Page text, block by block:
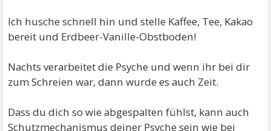
Ich husche schnell hin und stelle Kaffee, Tee, Kakao
bereit und Erdbeer-Vanille-Obstboden!
Nachts verarbeitet die Psyche und wenn ihr bei dir
zum Schreien war, dann wurde es auch Zeit.
Dass du dich so wie abgespalten fühlst, kann auch
Schutzmechanismus deiner Psyche sein wie bei